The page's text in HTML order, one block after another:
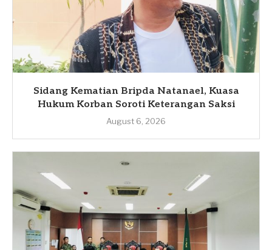
Sidang Kematian Bripda Natanael, Kuasa
Hukum Korban Soroti Keterangan Saksi
August 6, 2026